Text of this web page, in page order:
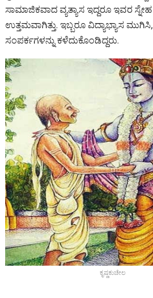
ಸಾಮಾಜಿಕವಾದ ವ್ಯತ್ಯಾಸ ಇದ್ದರೂ ಇವರ
ಉತ್ತಮವಾಗಿತ್ತು. ಇಬ್ಬರೂ ವಿದ್ಯಾಭ್ಯಾಸ
ಸಂಪರ್ಕಗಳನ್ನು ಕಳೆದುಕೊಂಡಿದ್ದರು.
ಕೃಷ್ಣಕುಚೇಲ